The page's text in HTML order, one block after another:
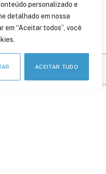
personalizado e
detalhado em nossa
em “Aceitar todos”, você
ACEITAR TUDO